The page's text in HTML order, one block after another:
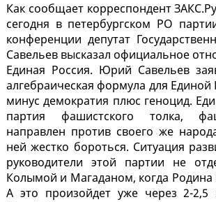
Как сообщает корреспондент
сегодня в петербургском РО
конференции депутат
Савельев высказал официальное
Единая Россия. Юрий Савельев
алгебраическая формула для Единой
минус демократия плюс геноцид.
партия фашистского толка,
направлен против своего же
ней жестко бороться. Ситуация
руководители этой партии не
Колымой и Магаданом, когда Родина
А это произойдет уже через 2-2,5